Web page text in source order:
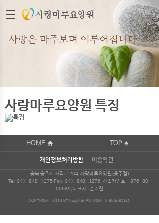
사랑마루요양원
사랑은 마주보며 이루어집니다
사랑마루요양원 특징
HOME TOP
개인정보처리방침 이용약관
충북 충주시 사직로 204 사랑마루요양원(충주점)
Tel. 043-848-3275 Fax. 043-848-3276, 사업자번호 : 876-80-
00689, 대표자 : 손지현
COPYRIGHT 2014 BY hospital. ALL RIGHTS RESERVED.